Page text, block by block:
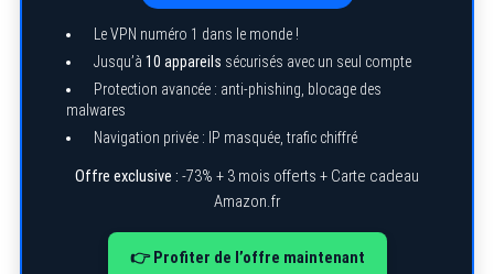
Le VPN numéro 1 dans le monde !
Jusqu’à 10 appareils sécurisés avec un seul compte
Protection avancée : anti-phishing, blocage des
malwares
Navigation privée : IP masquée, trafic chiffré
Offre exclusive : -73% + 3 mois offerts + Carte cadeau
Amazon.fr
👉 Profiter de l’offre maintenant